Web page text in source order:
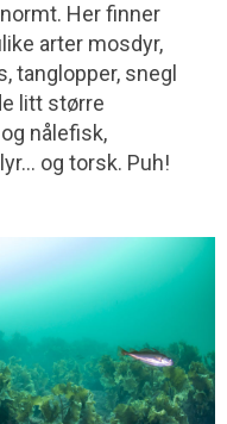
Her finner
arter mosdyr,
tanglopper, snegl
litt større
nålefisk,
og torsk. Puh!